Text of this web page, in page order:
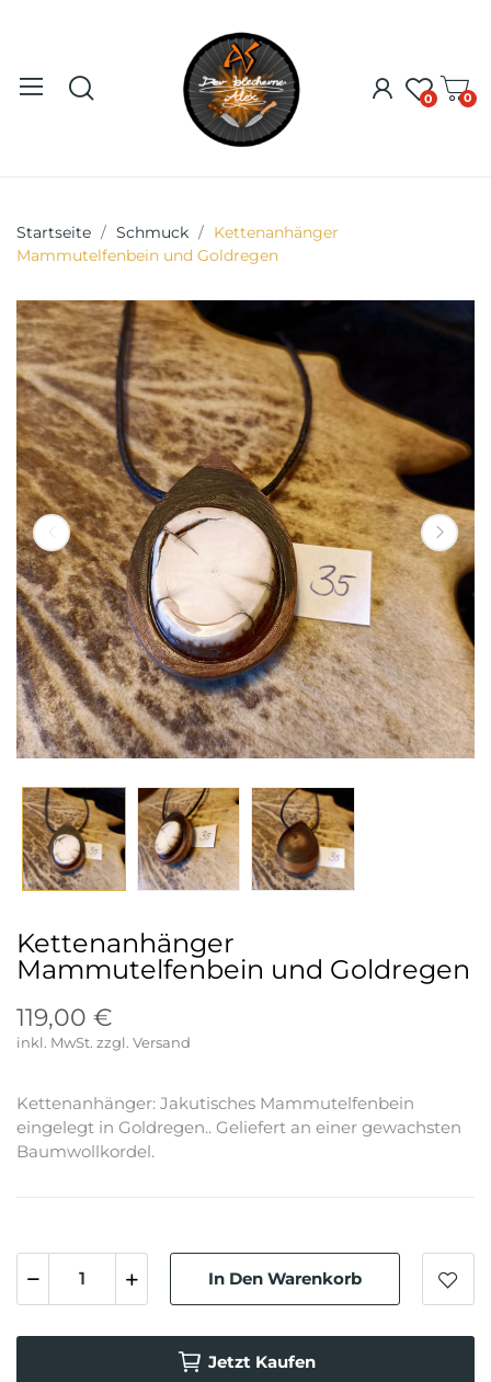
0 0
Startseite Schmuck
Kettenanhänger
Mammutelfenbein und Goldregen
Kettenanhänger
Mammutelfenbein und Goldregen
119,00 €
inkl. MwSt.
Kettenanhänger: Jakutisches Mammutelfenbein
eingelegt in Goldregen.. Geliefert an einer gewachsten
Baumwollkordel.
In Den Warenkorb
Jetzt Kaufen